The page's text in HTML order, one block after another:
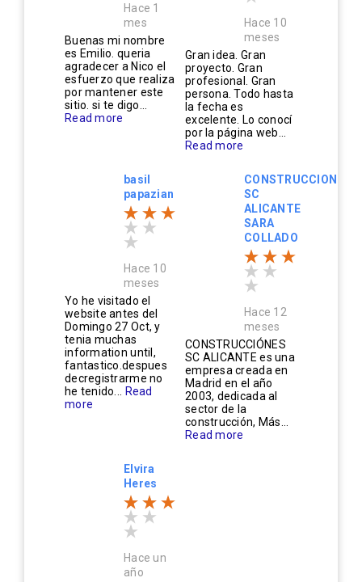
Hace 1
mes
Buenas mi nombre
es Emilio. queria
agradecer a Nico el
esfuerzo que realiza
por mantener este
sitio. si te digo...
Read more
Hace 10
meses
Gran idea. Gran
proyecto. Gran
profesional. Gran
persona. Todo hasta
la fecha es
excelente. Lo conocí
por la página web...
Read more
basil
papazian
Hace 10
meses
Yo he visitado el
website antes del
Domingo 27 Oct, y
tenia muchas
information until,
fantastico.despues
decregistrarme no
he tenido...
Read
more
CONSTRUCCIONES
SC
ALICANTE
SARA
COLLADO
Hace 12
meses
CONSTRUCCIÓNES
SC ALICANTE es una
empresa creada en
Madrid en el año
2003, dedicada al
sector de la
construcción, Más...
Read more
Elvira
Heres
Hace un
año